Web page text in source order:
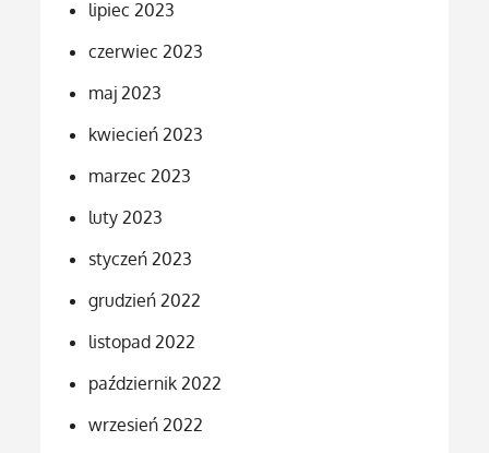
lipiec 2023
czerwiec 2023
maj 2023
kwiecień 2023
marzec 2023
luty 2023
styczeń 2023
grudzień 2022
listopad 2022
październik 2022
wrzesień 2022